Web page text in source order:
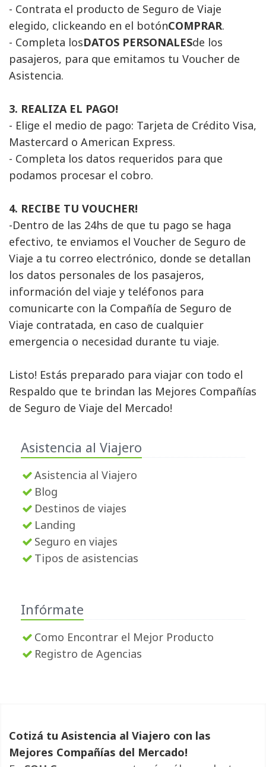
- Contrata el producto de Seguro de Viaje
elegido, clickeando en el botónCOMPRAR.
- Completa losDATOS PERSONALESde los
pasajeros, para que emitamos tu Voucher de
Asistencia.
3. REALIZA EL PAGO!
- Elige el medio de pago: Tarjeta de Crédito Visa,
Mastercard o American Express.
- Completa los datos requeridos para que
podamos procesar el cobro.
4. RECIBE TU VOUCHER!
-Dentro de las 24hs de que tu pago se haga
efectivo, te enviamos el Voucher de Seguro de
Viaje a tu correo electrónico, donde se detallan
los datos personales de los pasajeros,
información del viaje y teléfonos para
comunicarte con la Compañía de Seguro de
Viaje contratada, en caso de cualquier
emergencia o necesidad durante tu viaje.
Listo! Estás preparado para viajar con todo el
Respaldo que te brindan las Mejores Compañías
de Seguro de Viaje del Mercado!
Asistencia al Viajero
Asistencia al Viajero
Blog
Destinos de viajes
Landing
Seguro en viajes
Tipos de asistencias
Infórmate
Como Encontrar el Mejor Producto
Registro de Agencias
Cotizá tu Asistencia al Viajero con las
Mejores Compañías del Mercado!